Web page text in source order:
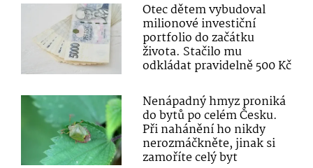
Otec dětem vybudoval
milionové investiční
portfolio do začátku
života. Stačilo mu
odkládat pravidelně 500 Kč
Nenápadný hmyz proniká
do bytů po celém Česku.
Při nahánění ho nikdy
nerozmáčkněte, jinak si
zamoříte celý byt